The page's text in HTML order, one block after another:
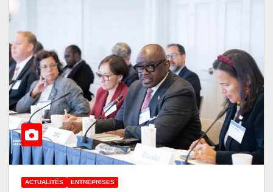
ACTUALITÉS ENTREPRISES